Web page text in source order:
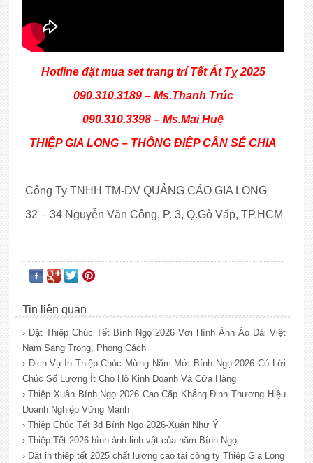
Hotline đặt mua set trang trí Tết Ất Tỵ 2025
090.310.3189 – Ms.Thanh Trúc
090.310.3398 – Ms.Mai Huệ
THIỆP GIA LONG – THÔNG ĐIỆP CẦN SẺ CHIA
Công Ty TNHH TM-DV QUẢNG CÁO GIA LONG
32 – 34 Nguyễn Văn Công, P. 3, Q.Gò Vấp, TP.HCM
Tin liên quan
› Đặt Thiệp Chúc Tết Bính Ngọ 2026 Với Hình Ảnh Áo Dài Việt
Nam Sang Trọng, Phong Cách
› Dịch Vụ In Thiệp Chúc Mừng Năm Mới Bính Ngọ 2026 Có Lời
Chúc Số Lượng Ít Cho Hộ Kinh Doanh Và Cửa Hàng
› Thiệp Xuân Bính Ngọ 2026 Cao Cấp Khẳng Định Thương Hiệu
Doanh Nghiệp Vững Mạnh
› Thiệp Chúc Tết 3d Bính Ngọ 2026-Xuân Như Ý
› Thiệp Tết 2026 hình ảnh linh vật của năm Bính Ngọ
› Đặt in thiệp tết 2025 chất lượng cao tại công ty Thiệp Gia Long